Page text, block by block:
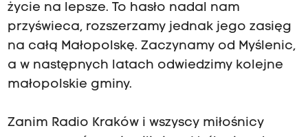
życie na lepsze. To hasło nadal nam
przyświeca, rozszerzamy jednak jego zasięg
na całą Małopolskę. Zaczynamy od Myślenic,
a w następnych latach odwiedzimy kolejne
małopolskie gminy.
Zanim Radio Kraków i wszyscy miłośnicy